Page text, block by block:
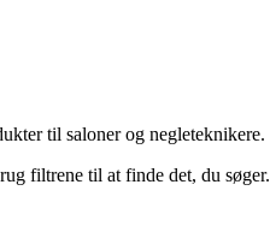
til saloner og negleteknikere.
filtrene til at finde det, du søger.